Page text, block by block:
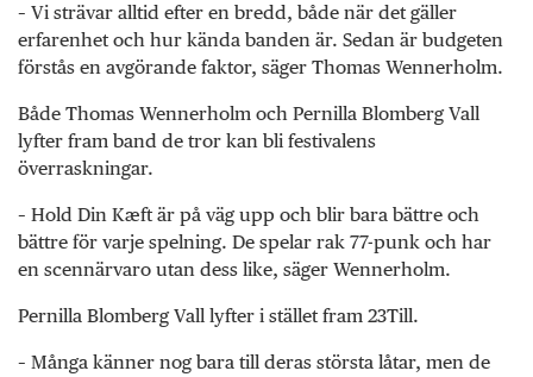
– Vi strävar alltid efter en bredd, både när det gäller
erfarenhet och hur kända banden är. Sedan är budgeten
förstås en avgörande faktor, säger Thomas Wennerholm.
Både Thomas Wennerholm och Pernilla Blomberg Vall
lyfter fram band de tror kan bli festivalens
överraskningar.
– Hold Din Kæft är på väg upp och blir bara bättre och
bättre för varje spelning. De spelar rak 77-punk och har
en scennärvaro utan dess like, säger Wennerholm.
Pernilla Blomberg Vall lyfter i stället fram 23Till.
– Många känner nog bara till deras största låtar, men de